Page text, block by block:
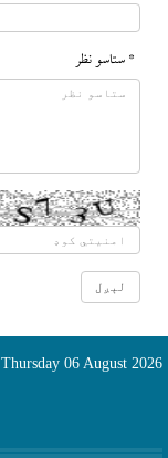
* ستاسو نظر
Thursday 06 August 2026